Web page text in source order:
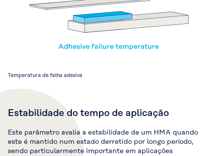
Temperatura de falha adesiva
Estabilidade do tempo de aplicação
Este parâmetro avalia a estabilidade de um HMA quando
este é mantido num estado derretido por longo período,
sendo particularmente importante em aplicações